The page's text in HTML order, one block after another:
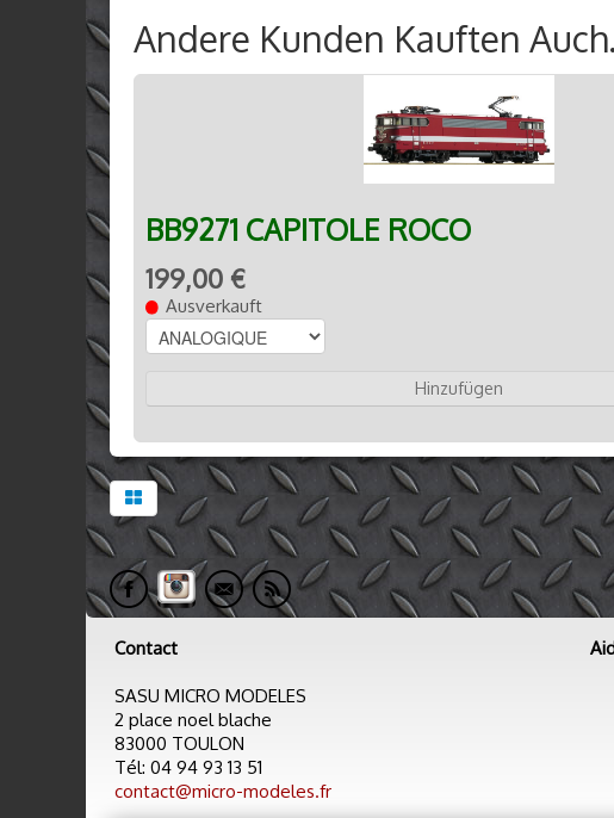
Andere Kunden Kauften
BB9271 CAPITOLE ROCO
199,00 €
Ausverkauft
Hinzufügen
Contact
SASU MICRO MODELES
2 place noel blache
83000 TOULON
Tél: 04 94 93 13 51
contact@micro-modeles.fr